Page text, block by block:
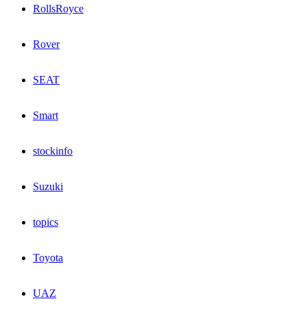
RollsRoyce
Rover
SEAT
Smart
stockinfo
Suzuki
topics
Toyota
UAZ